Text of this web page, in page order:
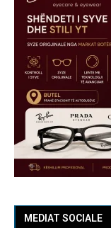
MEDIAT SOCIALE